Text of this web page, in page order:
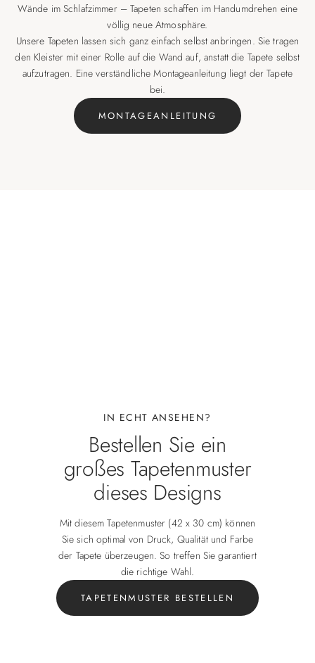
Wände im Schlafzimmer – Tapeten schaffen im Handumdrehen eine
völlig neue Atmosphäre.
Unsere Tapeten lassen sich ganz einfach selbst anbringen. Sie tragen
den Kleister mit einer Rolle auf die Wand auf, anstatt die Tapete selbst
aufzutragen. Eine verständliche Montageanleitung liegt der Tapete
bei.
MONTAGEANLEITUNG
IN ECHT ANSEHEN?
Bestellen Sie ein
großes Tapetenmuster
dieses Designs
Mit diesem Tapetenmuster (42 x 30 cm) können
Sie sich optimal von Druck, Qualität und Farbe
der Tapete überzeugen. So treffen Sie garantiert
die richtige Wahl.
TAPETENMUSTER BESTELLEN